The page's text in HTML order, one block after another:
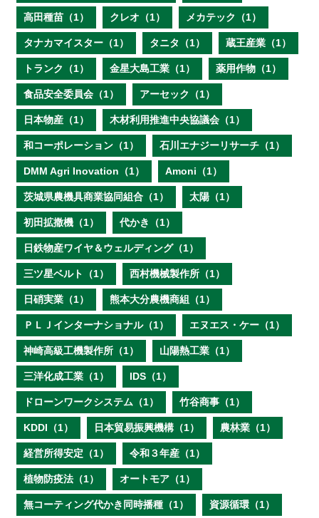
高田種苗（1） クレオ（1） メカテック（1）
タナカマイスター（1） タニタ（1） 蔵王産業（1）
トランク（1） 金星大島工業（1） 薬用作物（1）
食品安全委員会（1） アーセック（1）
日本物産（1） 木材利用推進中央協議会（1）
和コーポレーション（1） 石川エナジーリサーチ（1）
DMM Agri Inovation（1） Amoni（1）
茨城県農機具商業協同組合（1） 太陽（1）
初田拡撒機（1） 代かき（1）
日鉄物産ワイヤ＆ウェルディング（1）
三ツ星ベルト（1） 西村機械製作所（1）
日硝実業（1） 熊本大分農機商組（1）
ＰＬＪインターナショナル（1） エヌエス・ケー（1）
神崎高級工機製作所（1） 山陽熱工業（1）
三洋化成工業（1） IDS（1）
ドローンワークシステム（1） 竹谷商事（1）
KDDI（1） 日本貿易振興機構（1） 農林業（1）
経営所得安定（1） 令和３年産（1）
植物防疫法（1） オートモア（1）
無コーティング代かき同時播種（1） 資源循環（1）